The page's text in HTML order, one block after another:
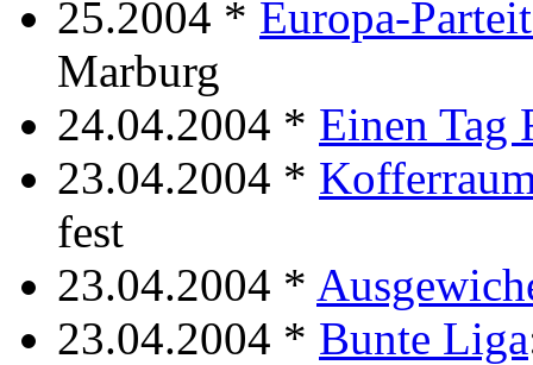
25.2004 * Europa-
Marburg
24.04.2004 * Einen Tag
23.04.2004 *
fest
23.04.2004 *
23.04.2004 * Bunte Liga